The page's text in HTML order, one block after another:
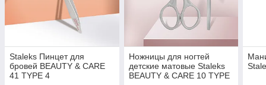
Staleks Пинцет для
бровей BEAUTY & CARE
41 TYPE 4
Ножницы для ногтей
детские матовые Staleks
BEAUTY & CARE 10 TYPE